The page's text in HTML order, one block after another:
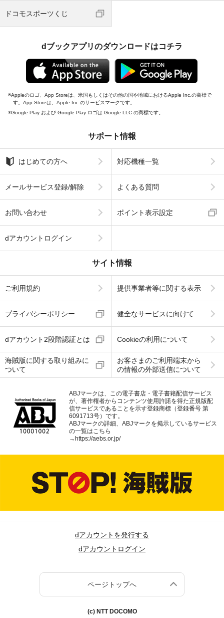
ドコモスポーツくじ
dブックアプリのダウンロードはコチラ
Appleのロゴ、App Storeは、米国もしくはその他の国や地域におけるApple Inc.の商標で
す。App Storeは、Apple Inc.のサービスマークです。
Google Play および Google Play ロゴは Google LLC の商標です。
サポート情報
はじめての方へ 対応機種一覧
メールサービス登録/解除 よくある質問
お問い合わせ ポイント表示設定
dアカウントログイン
サイト情報
ご利用規約 提供事業者等に関する表示
プライバシーポリシー 健全なサービスに向けて
dアカウント2段階認証とは Cookieの利用について
海賊版に関する取り組みに
ついて
お客さまのご利用端末から
の情報の外部送信について
ABJマークは、この電子書店・電子書籍配信サービス
が、著作権者からコンテンツ使用許諾を得た正規版配
信サービスであることを示す登録商標（登録番号 第
6091713号）です。
ABJマークの詳細、ABJマークを掲示しているサービス
の一覧はこちら
→https://aebs.or.jp/
dアカウントを発行する
dアカウントログイン
ページトップへ
(c) NTT DOCOMO